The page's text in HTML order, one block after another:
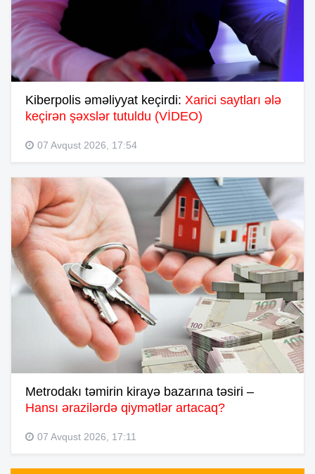
Kiberpolis əməliyyat keçirdi: Xarici saytları ələ
keçirən şəxslər tutuldu (VİDEO)
07 Avqust 2026, 17:54
Metrodakı təmirin kirayə bazarına təsiri –
Hansı ərazilərdə qiymətlər artacaq?
07 Avqust 2026, 17:11